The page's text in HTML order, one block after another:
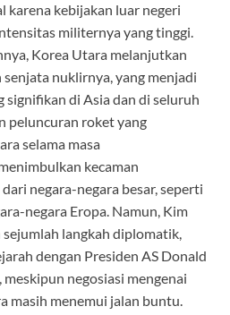
karena kebijakan luar negeri
militernya yang tinggi.
Korea Utara melanjutkan
nuklirnya, yang menjadi
signifikan di Asia dan di seluruh
peluncuran roket yang
selama masa
kecaman
negara-negara besar, seperti
negara Eropa. Namun, Kim
langkah diplomatik,
dengan Presiden AS Donald
negosiasi mengenai
masih menemui jalan buntu.